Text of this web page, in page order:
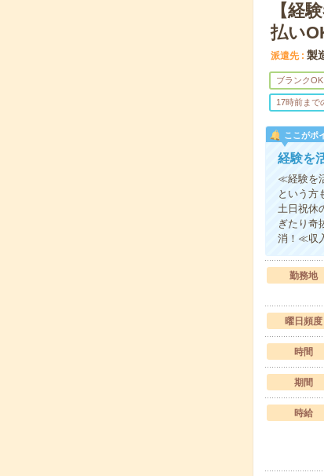
【経
払い
派遣先 製
ブランクOK
17時前まで
ここがポ
経験を
≪経験を
という方
土日祝休
ぎたり奇
消！≪収
勤務地
曜日頻度
時間
期間
時給